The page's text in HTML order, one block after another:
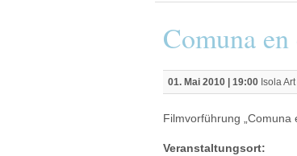
Comuna
01. Mai 2010 | 19:00 Isola
Filmvorführung „Comuna
Veranstaltungsort: